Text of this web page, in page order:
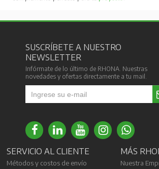
SUSCRÍBETE A NUESTRO
NEWSLETTER
Infórmate de lo último de RHONA. Nuestras
novedades y ofertas directamente a tu mail.
SERVICIO AL CLIENTE
Métodos y costos de envío
MÁS
Nuestra